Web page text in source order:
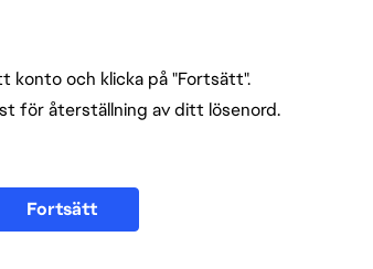
konto och klicka på "Fortsätt".
för återställning av ditt lösenord.
Fortsätt